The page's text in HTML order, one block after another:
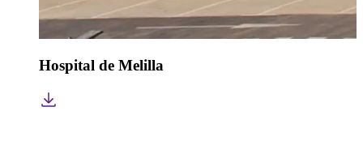
Hospital de Melilla